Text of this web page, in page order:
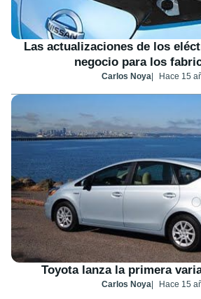
Las actualizaciones de los
negocio para los
Carlos Noya Hace 15
Toyota lanza la primera
Carlos Noya Hace 15